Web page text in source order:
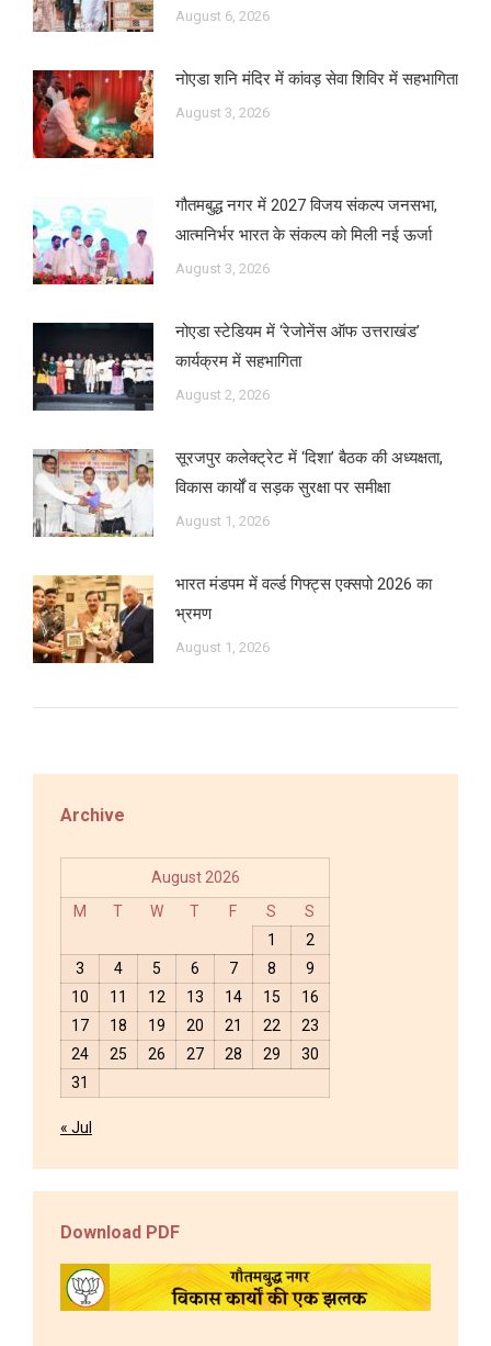
August 6, 2026
नोएडा शनि मंदिर में कांवड़ सेवा शिविर में सहभागिता
August 3, 2026
गौतमबुद्ध नगर में 2027 विजय संकल्प जनसभा,
आत्मनिर्भर भारत के संकल्प को मिली नई ऊर्जा
August 3, 2026
नोएडा स्टेडियम में ‘रेजोनेंस ऑफ उत्तराखंड’
कार्यक्रम में सहभागिता
August 2, 2026
सूरजपुर कलेक्ट्रेट में ‘दिशा’ बैठक की अध्यक्षता,
विकास कार्यों व सड़क सुरक्षा पर समीक्षा
August 1, 2026
भारत मंडपम में वर्ल्ड गिफ्ट्स एक्सपो 2026 का
भ्रमण
August 1, 2026
Archive
August 2026
M
T W T F S
S
1
2
3
4 5 6 7 8
9
10
11 12 13 14 15
16
17
18 19 20 21 22
23
24
25 26 27 28 29
30
31
« Jul
Download PDF